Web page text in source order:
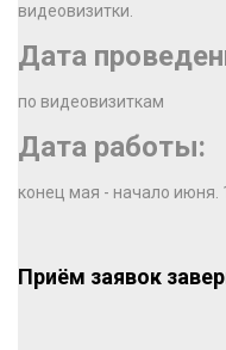
видеовизитки.
Дата
по видеовизиткам
Дата работы:
конец мая - начало июня.
Приём заявок